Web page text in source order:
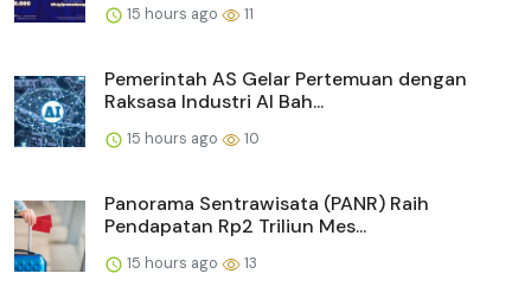
15 hours ago 11
Pemerintah AS Gelar Pertemuan dengan
Raksasa Industri AI Bah...
15 hours ago 10
Panorama Sentrawisata (PANR) Raih
Pendapatan Rp2 Triliun Mes...
15 hours ago 13